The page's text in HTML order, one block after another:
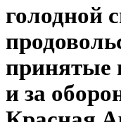
голодной
принятые
и за